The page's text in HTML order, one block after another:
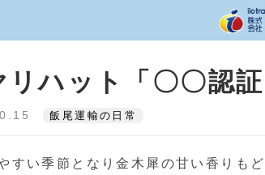
リハット「〇〇認証
飯尾運輸の日常
すい季節となり金木犀の甘い香りも